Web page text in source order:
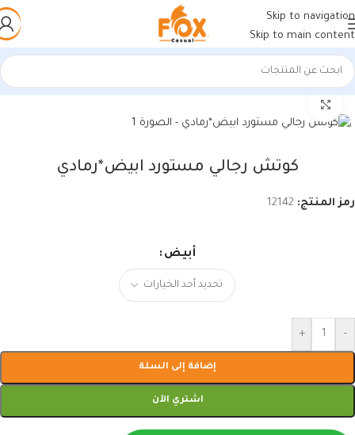
Skip to navigation
Skip to main content
الرئيسية/أحذية رجالي/كوتشي رجالي
كوتش رجالي مستورد ابيض*رمادي
رمز المنتج: 12142
أبيض
-
+
إضافة إلى السلة
اشتري الآن